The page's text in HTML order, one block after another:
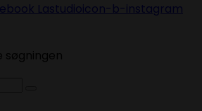
Lastudioicon-b-instagram